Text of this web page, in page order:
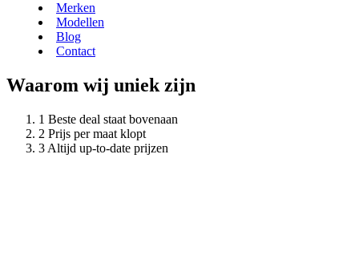
Merken
Modellen
Blog
Contact
Waarom wij uniek zijn
Beste deal staat bovenaan
Prijs per maat klopt
Altijd up-to-date prijzen